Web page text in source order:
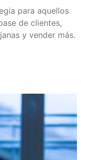
para aquellos
de clientes,
y vender más.